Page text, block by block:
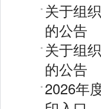
关于组
的公告
关于组
的公告
2026年